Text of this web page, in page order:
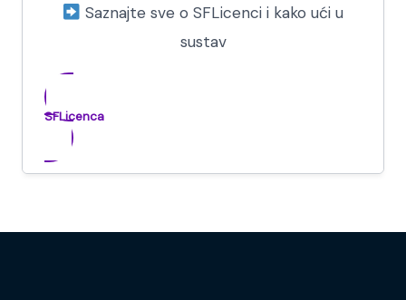
Saznajte sve o SFLicenci i kako ući u
sustav
SFLicenca